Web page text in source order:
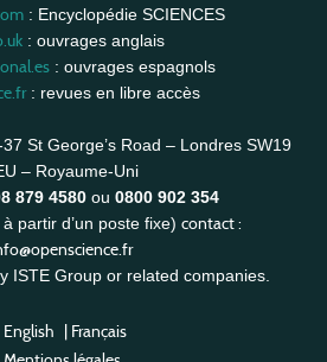
: Encyclopédie SCIENCES
: ouvrages anglais
: ouvrages espagnols
: revues en libre accès
St George’s Road – Londres SW19
– Royaume-Uni
879 4580 ou 0800 902 354
partir d’un poste fixe) contact :
ISTE Group or related companies.
English | Français